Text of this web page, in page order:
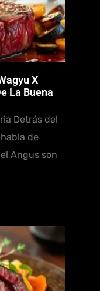
X
La Buena
Detrás del
de
Angus son